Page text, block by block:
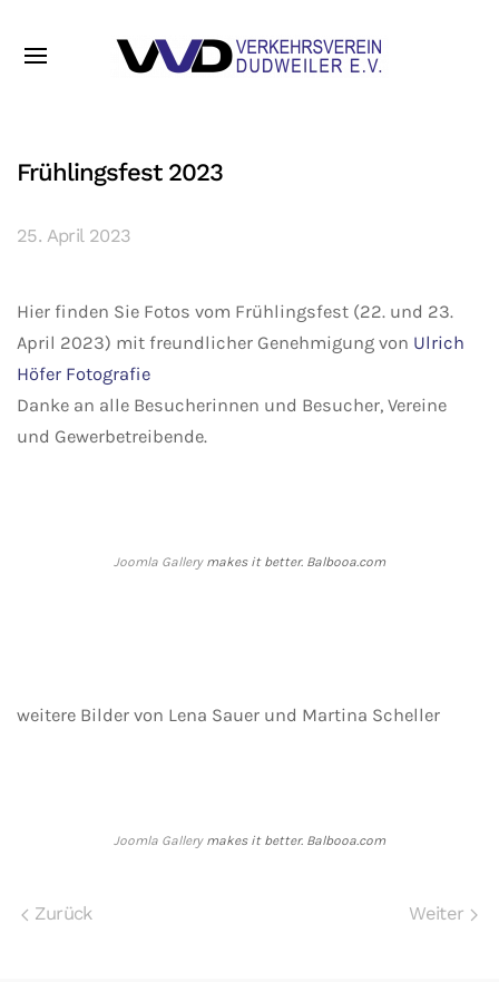
Frühlingsfest 2023
25. April 2023
Hier finden Sie Fotos vom Frühlingsfest (22. und 23.
April 2023) mit freundlicher Genehmigung von Ulrich
Höfer Fotografie
Danke an alle Besucherinnen und Besucher, Vereine
und Gewerbetreibende.
Joomla Gallerymakes it better. Balbooa.com
weitere Bilder von Lena Sauer und Martina Scheller
Joomla Gallerymakes it better. Balbooa.com
Zurück Weiter